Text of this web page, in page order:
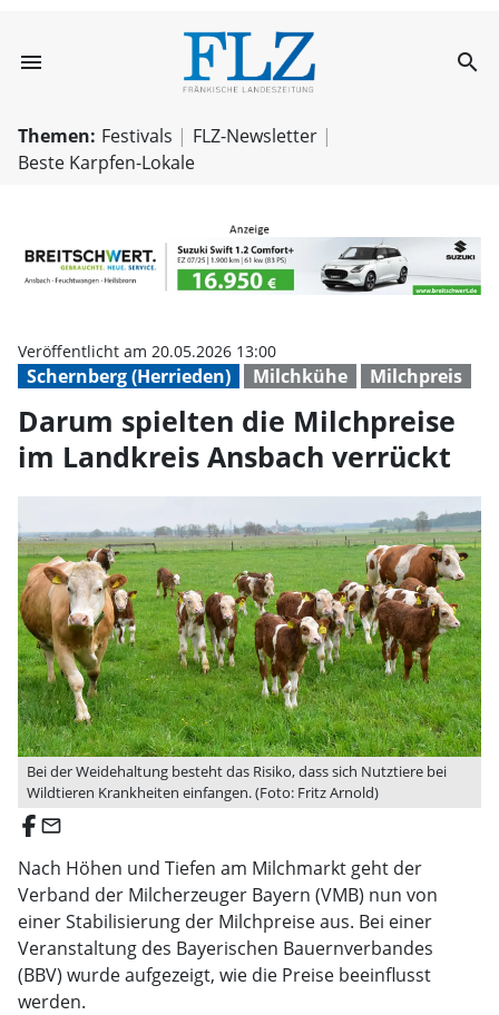
menu Darum spielten
search
Themen: Festivals
FLZ-Newsletter
Beste Karpfen-Lokale
Schernberg (Herrieden) Milchkühe Milchpreis
Veröffentlicht am 20.05.2026 13:00
Darum spielten die Milchpreise
im Landkreis Ansbach verrückt
Bei der Weidehaltung besteht das Risiko, dass sich Nutztiere bei
Wildtieren Krankheiten einfangen. (Foto: Fritz Arnold)
email
Nach Höhen und Tiefen am Milchmarkt geht der
Verband der Milcherzeuger Bayern (VMB) nun von
einer Stabilisierung der Milchpreise aus. Bei einer
Veranstaltung des Bayerischen Bauernverbandes
(BBV) wurde aufgezeigt, wie die Preise beeinflusst
werden.